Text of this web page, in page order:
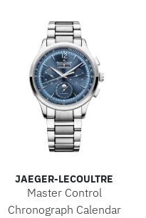
JAEGER-LECOULTRE
Master Control
Chronograph Calendar